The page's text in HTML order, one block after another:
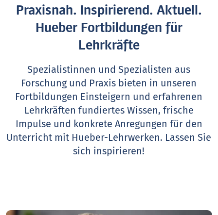
Praxisnah. Inspirierend. Aktuell.
Hueber Fortbildungen für
Lehrkräfte
Spezialistinnen und Spezialisten aus
Forschung und Praxis bieten in unseren
Fortbildungen Einsteigern und erfahrenen
Lehrkräften fundiertes Wissen, frische
Impulse und konkrete Anregungen für den
Unterricht mit Hueber-Lehrwerken. Lassen Sie
sich inspirieren!